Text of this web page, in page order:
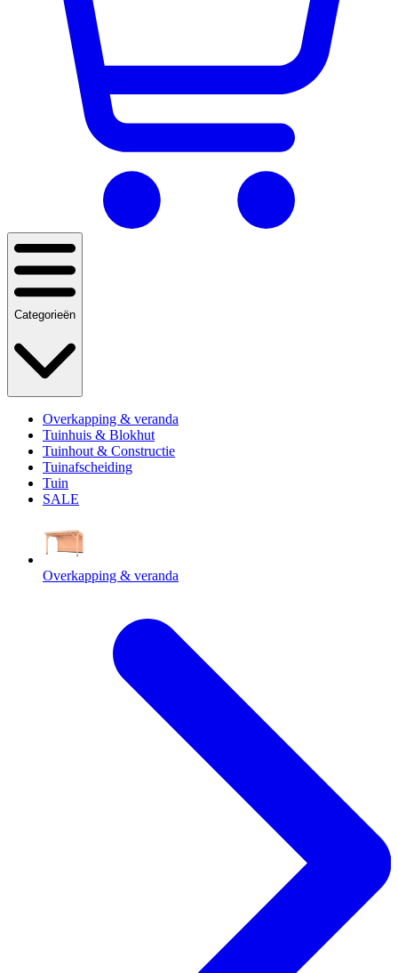
Categorieën
Overkapping & veranda
Tuinhuis & Blokhut
Tuinhout & Constructie
Tuinafscheiding
Tuin
SALE
Overkapping & veranda